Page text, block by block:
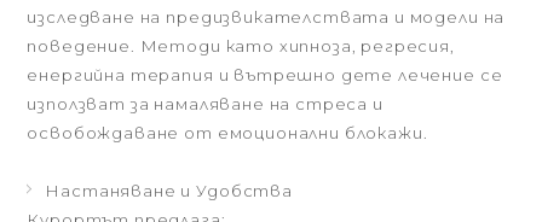
изследване на предизвикателствата и модели на
поведение. Методи като хипноза, регресия,
енергийна терапия и вътрешно дете лечение се
използват за намаляване на стреса и
освобождаване от емоционални блокажи.
Настаняване и Удобства